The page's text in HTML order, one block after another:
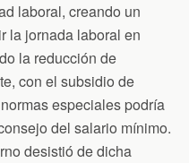
laboral, creando un
la jornada laboral en
la reducción de
con el subsidio de
especiales podría
del salario mínimo.
desistió de dicha